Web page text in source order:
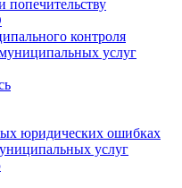
попечительству
контроля
услуг
юридических ошибках
услуг